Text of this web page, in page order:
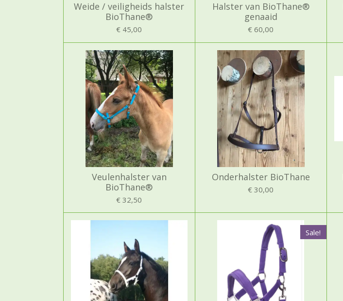
Weide / veiligheids halster
BioThane®
€ 45,00
Halster van BioThane®
genaaid
€ 60,00
Veulenhalster van
BioThane®
€ 32,50
Onderhalster BioThane
€ 30,00
Sale!